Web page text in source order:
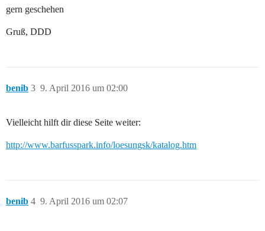
gern geschehen
Gruß, DDD
benib 9. April 2016 um 02:00
3
Vielleicht hilft dir diese Seite weiter:
http://www.barfusspark.info/loesungsk/katalog.htm
benib 9. April 2016 um 02:07
4